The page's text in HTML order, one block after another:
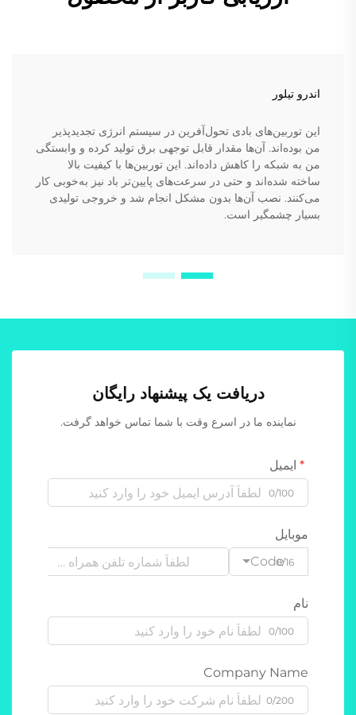
اندرو تیلور
این توربین‌های بادی تحول‌آفرین در سیستم انرژی تجدیدپذیر
من بوده‌اند. آن‌ها مقدار قابل توجهی برق تولید کرده و وابستگی
من به شبکه را کاهش داده‌اند. این توربین‌ها با کیفیت بالا
ساخته شده‌اند و حتی در سرعت‌های پایین‌تر باد نیز به‌خوبی کار
می‌کنند. نصب آن‌ها بدون مشکل انجام شد و خروجی تولیدی
بسیار چشمگیر است.
دریافت یک پیشنهاد رایگان
نماینده ما در اسرع وقت با شما تماس خواهد گرفت.
ایمیل
0/100
موبایل
Code0/16
نام
0/100
Company Name
0/200